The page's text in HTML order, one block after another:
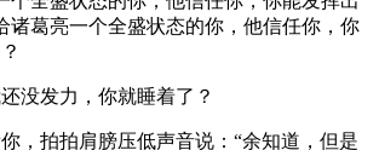
没发力，你就睡着了？
，拍拍肩膀压低声音说：“余知道，但是